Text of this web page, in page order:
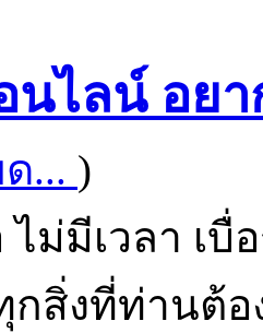
ไลน์ อยา
... )
ม่มีเวลา เบื่
กสิ่งที่ท่านต้